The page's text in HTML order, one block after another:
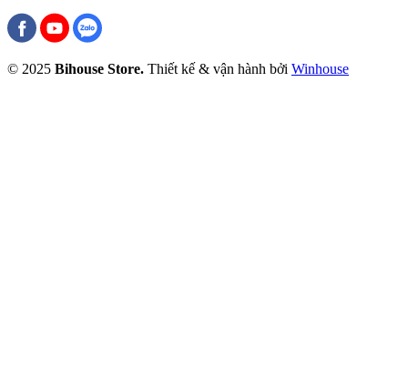
© 2025 Bihouse Store. Thiết kế & vận hành bởi Winhouse